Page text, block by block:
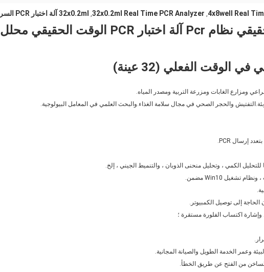
4x8well Real
,
32x0.2ml Real Time PCR Analyzer
, 32x0.2ml آلة اختبار PCR السريع
مزدوج الكتلة في الوقت الحقيقي نظام Pcr آلة اختبار PCR الوقت الحقيقي محلل
ومزارع الغابات ومزرعة التربية ومصدر المياه.
والحجر الصحي في مجال سلامة الغذاء.والبحث العلمي في المعامل البيولوجية.